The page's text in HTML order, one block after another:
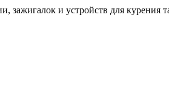
и устройств для курения